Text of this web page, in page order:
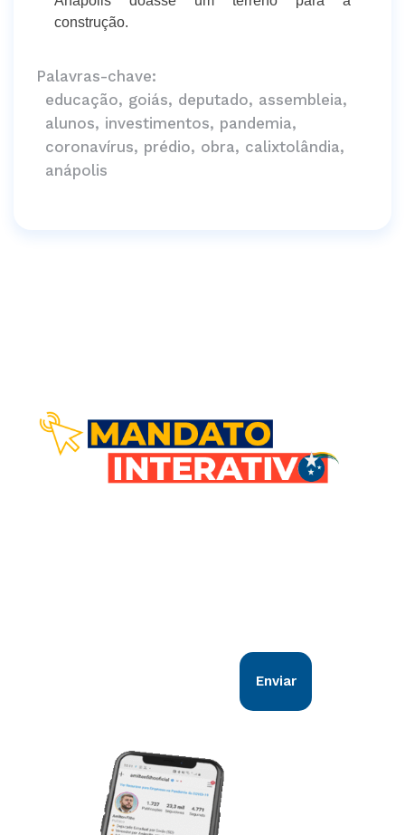
construção.
Palavras-chave:
educação, goiás, deputado, assembleia,
alunos, investimentos, pandemia,
coronavírus, prédio, obra, calixtolândia,
anápolis
Enviar